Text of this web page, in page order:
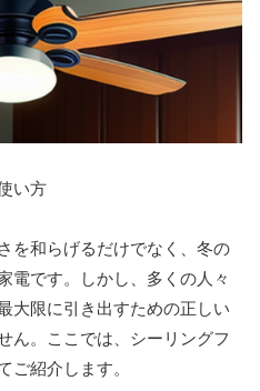
い方
を和らげるだけでなく、冬の
電です。しかし、多くの人々
大限に引き出すための正しい
ん。ここでは、シーリングフ
ご紹介します。